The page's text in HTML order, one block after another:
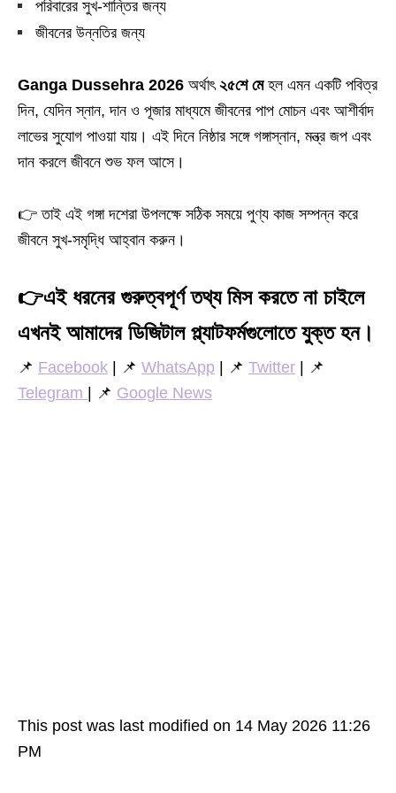
পরিবারের সুখ-শান্তির জন্য
জীবনের উন্নতির জন্য
Ganga Dussehra 2026 অর্থাৎ২৫শে মেহল এমন একটি পবিত্র
দিন, যেদিন স্নান, দান ও পূজার মাধ্যমে জীবনের পাপ মোচন এবং আশীর্বাদ
লাভের সুযোগ পাওয়া যায়। এই দিনে নিষ্ঠার সঙ্গে গঙ্গাস্নান, মন্ত্র জপ এবং
দান করলে জীবনে শুভ ফল আসে।
👉 তাই এই গঙ্গা দশেরা উপলক্ষে সঠিক সময়ে পুণ্য কাজ সম্পন্ন করে
জীবনে সুখ-সমৃদ্ধি আহ্বান করুন।
👉এই ধরনের গুরুত্বপূর্ণ তথ্য মিস করতে না চাইলে
এখনই আমাদের ডিজিটাল প্ল্যাটফর্মগুলোতে যুক্ত হন।
📌 Facebook | 📌 WhatsApp | 📌 Twitter | 📌
Telegram
| 📌 Google News
This post was last modified on 14 May 2026 11:26
PM